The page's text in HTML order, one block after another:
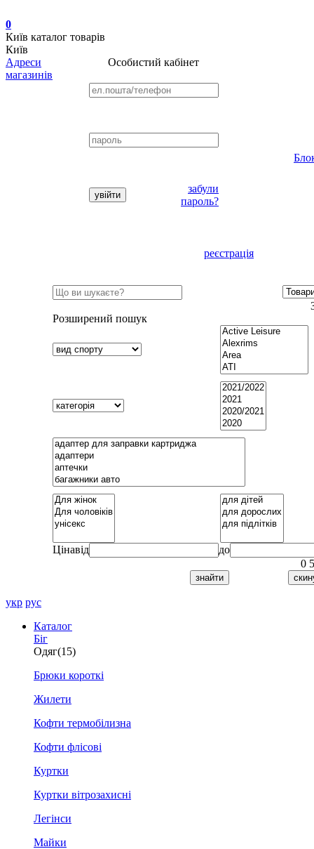
0
Київ каталог товарів
Київ
Адреси
магазинів
Особистий кабінет
забули
пароль?
реєстрація
Розширений пошук
Цінавід
до
0
укр рус
Каталог
Біг
Одяг(15)
Брюки короткі
Жилети
Кофти термобілизна
Кофти флісові
Куртки
Куртки вітрозахисні
Легінси
Майки